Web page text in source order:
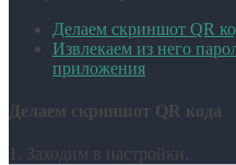
Делаем скриншот QR
Извлекаем из него
приложения
Делаем скриншот QR кода
1. Заходим в настройки.